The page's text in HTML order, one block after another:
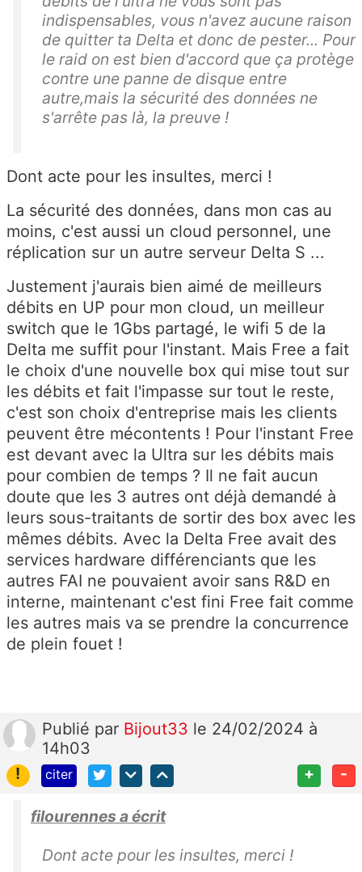
indispensables, vous n'avez aucune raison
de quitter ta Delta et donc de pester... Pour
le raid on est bien d'accord que ça protège
contre une panne de disque entre
autre,mais la sécurité des données ne
s'arrête pas là, la preuve !
Dont acte pour les insultes, merci !
La sécurité des données, dans mon cas au
moins, c'est aussi un cloud personnel, une
réplication sur un autre serveur Delta S ...
Justement j'aurais bien aimé de meilleurs
débits en UP pour mon cloud, un meilleur
switch que le 1Gbs partagé, le wifi 5 de la
Delta me suffit pour l'instant. Mais Free a fait
le choix d'une nouvelle box qui mise tout sur
les débits et fait l'impasse sur tout le reste,
c'est son choix d'entreprise mais les clients
peuvent être mécontents ! Pour l'instant Free
est devant avec la Ultra sur les débits mais
pour combien de temps ? Il ne fait aucun
doute que les 3 autres ont déjà demandé à
leurs sous-traitants de sortir des box avec les
mêmes débits. Avec la Delta Free avait des
services hardware différenciants que les
autres FAI ne pouvaient avoir sans R&D en
interne, maintenant c'est fini Free fait comme
les autres mais va se prendre la concurrence
de plein fouet !
Publié par Bijout33 le 24/02/2024 à
14h03
!
citer + -
filourennes a écrit
Dont acte pour les insultes, merci !